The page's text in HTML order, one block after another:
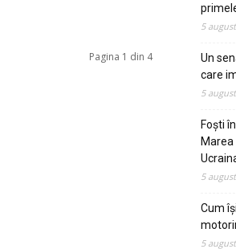
Pagina 1 din 4
5
Un
care
5
Foști
5
Cum
5